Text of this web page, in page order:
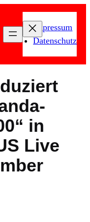
Impressum
Datenschutz
in
Live